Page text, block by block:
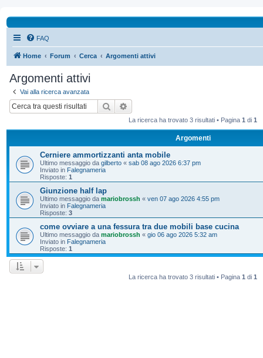
FAQ
Home Forum Cerca Argomenti attivi
Argomenti attivi
Vai alla ricerca avanzata
Cerca
La ricerca ha trovato 3 risultati • Pagina 1 di 1
Argomenti
Cerniere ammortizzanti anta mobile
Ultimo messaggio da gilberto « sab 08 ago 2026 6:37 pm
Inviato in Falegnameria
Risposte: 1
Giunzione half lap
Ultimo messaggio da mariobrossh « ven 07 ago 2026 4:55 pm
Inviato in Falegnameria
Risposte: 3
come ovviare a una fessura tra due mobili base cucina
Ultimo messaggio da mariobrossh « gio 06 ago 2026 5:32 am
Inviato in Falegnameria
Risposte: 1
La ricerca ha trovato 3 risultati • Pagina 1 di 1